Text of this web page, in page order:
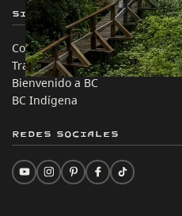
Sitios de Socios
Comercio e Inversión BC
Trabaja en BC
Bienvenido a BC
BC Indígena
Redes sociales